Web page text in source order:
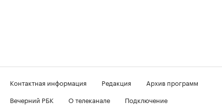
Контактная информация Редакция
Архив программ
Вечерний РБК
О телеканале
Подключение